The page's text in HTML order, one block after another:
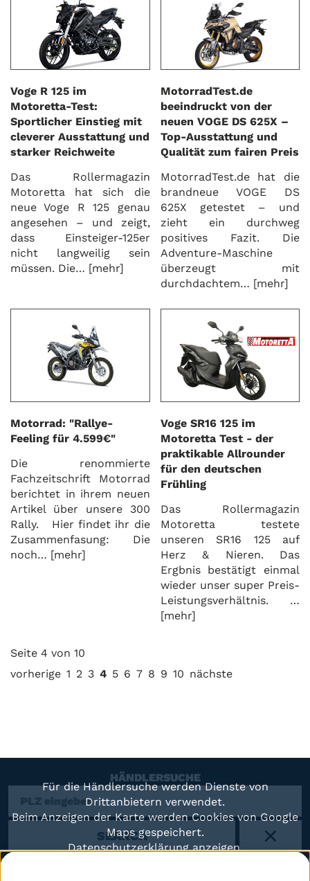
Voge R 125 im
Motoretta-Test:
Sportlicher Einstieg mit
cleverer Ausstattung und
starker Reichweite
Das Rollermagazin
Motoretta hat sich die
neue Voge R 125 genau
angesehen – und zeigt,
dass Einsteiger-125er
nicht langweilig sein
müssen. Die… [mehr]
MotorradTest.de
beeindruckt von der
neuen VOGE DS 625X –
Top-Ausstattung und
Qualität zum fairen Preis
MotorradTest.de hat die
brandneue VOGE DS
625X getestet – und
zieht ein durchweg
positives Fazit. Die
Adventure-Maschine
überzeugt mit
durchdachtem… [mehr]
Motorrad: "Rallye-
Feeling für 4.599€"
Die renommierte
Fachzeitschrift Motorrad
berichtet in ihrem neuen
Artikel über unsere 300
Rally.
Hier findet ihr die
Zusammenfasung:
Die
noch… [mehr]
Voge SR16 125 im
Motoretta Test - der
praktikable Allrounder
für den deutschen
Frühling
Das Rollermagazin
Motoretta testete
unseren SR16 125 auf
Herz & Nieren. Das
Ergbnis bestätigt einmal
wieder unser super Preis-
Leistungsverhältnis.
…
[mehr]
Seite 4 von 10
vorherige 1 2 3 4 5 6 7 8 9 10 nächste
HÄNDLERSUCHE
SEARCH X
Für die Händlersuche werden Dienste von
Drittanbietern verwendet.
Beim Anzeigen der Karte werden Cookies von Google
Maps gespeichert.
Datenschutzerklärung anzeigen.